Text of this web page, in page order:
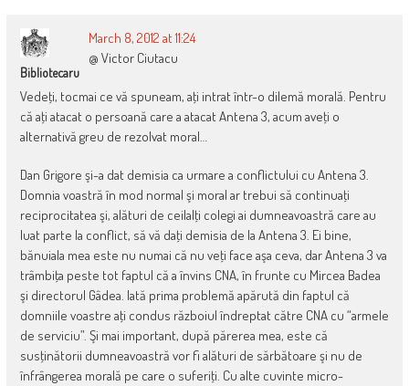
Bibliotecaru
March 8, 2012 at 11:24
@ Victor Ciutacu
Vedeţi, tocmai ce vă spuneam, aţi intrat într-o dilemă morală. Pentru
că aţi atacat o persoană care a atacat Antena 3, acum aveţi o
alternativă greu de rezolvat moral…
Dan Grigore şi-a dat demisia ca urmare a conflictului cu Antena 3.
Domnia voastră în mod normal şi moral ar trebui să continuaţi
reciprocitatea şi, alături de ceilalţi colegi ai dumneavoastră care au
luat parte la conflict, să vă daţi demisia de la Antena 3. Ei bine,
bănuiala mea este nu numai că nu veţi face aşa ceva, dar Antena 3 va
trâmbiţa peste tot faptul că a învins CNA, în frunte cu Mircea Badea
şi directorul Gâdea. Iată prima problemă apărută din faptul că
domniile voastre aţi condus războiul îndreptat către CNA cu “armele
de serviciu”. Şi mai important, după părerea mea, este că
susţinătorii dumneavoastră vor fi alături de sărbătoare şi nu de
înfrângerea morală pe care o suferiţi. Cu alte cuvinte micro-